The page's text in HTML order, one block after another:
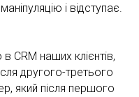
і відступає.
CRM наших клієнтів,
другого-третього
який після першого